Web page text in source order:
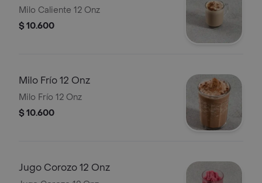
Milo Caliente 12 Onz
$ 10.600
Milo Frío 12 Onz
Milo Frío 12 Onz
$ 10.600
Jugo Corozo 12 Onz